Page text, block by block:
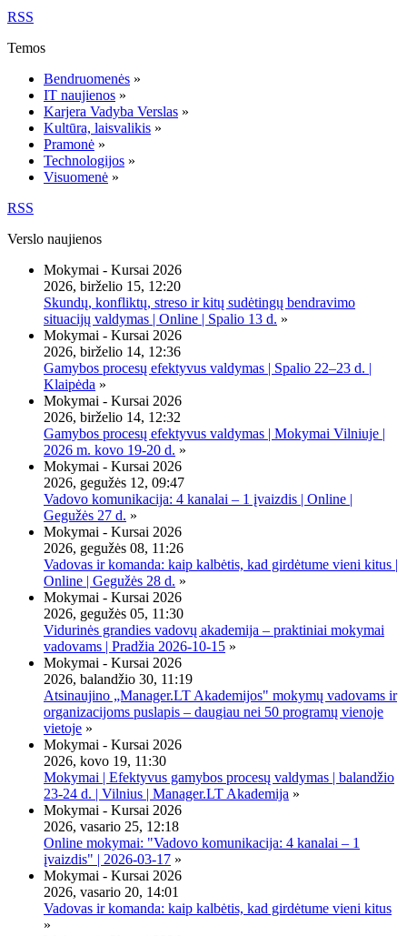
RSS
Temos
Bendruomenės »
IT naujienos »
Karjera Vadyba Verslas »
Kultūra, laisvalikis »
Pramonė »
Technologijos »
Visuomenė »
RSS
Verslo naujienos
Mokymai - Kursai 2026
2026, birželio 15, 12:20
Skundų, konfliktų, streso ir kitų sudėtingų bendravimo
situacijų valdymas | Online | Spalio 13 d. »
Mokymai - Kursai 2026
2026, birželio 14, 12:36
Gamybos procesų efektyvus valdymas | Spalio 22–23 d. |
Klaipėda »
Mokymai - Kursai 2026
2026, birželio 14, 12:32
Gamybos procesų efektyvus valdymas | Mokymai Vilniuje |
2026 m. kovo 19-20 d. »
Mokymai - Kursai 2026
2026, gegužės 12, 09:47
Vadovo komunikacija: 4 kanalai – 1 įvaizdis | Online |
Gegužės 27 d. »
Mokymai - Kursai 2026
2026, gegužės 08, 11:26
Vadovas ir komanda: kaip kalbėtis, kad girdėtume vieni kitus |
Online | Gegužės 28 d. »
Mokymai - Kursai 2026
2026, gegužės 05, 11:30
Vidurinės grandies vadovų akademija – praktiniai mokymai
vadovams | Pradžia 2026-10-15 »
Mokymai - Kursai 2026
2026, balandžio 30, 11:19
Atsinaujino „Manager.LT Akademijos" mokymų vadovams ir
organizacijoms puslapis – daugiau nei 50 programų vienoje
vietoje »
Mokymai - Kursai 2026
2026, kovo 19, 11:30
Mokymai | Efektyvus gamybos procesų valdymas | balandžio
23-24 d. | Vilnius | Manager.LT Akademija »
Mokymai - Kursai 2026
2026, vasario 25, 12:18
Online mokymai: "Vadovo komunikacija: 4 kanalai – 1
įvaizdis" | 2026-03-17 »
Mokymai - Kursai 2026
2026, vasario 20, 14:01
Vadovas ir komanda: kaip kalbėtis, kad girdėtume vieni kitus
»